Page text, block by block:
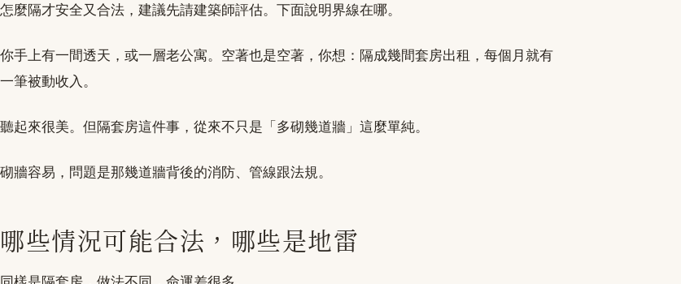
怎麼隔才安全又合法，建議先請建築師評估。下面說明界線在哪。
你手上有一間透天，或一層老公寓。空著也是空著，你想：隔成幾間套房出租，每個月就有
一筆被動收入。
聽起來很美。但隔套房這件事，從來不只是「多砌幾道牆」這麼單純。
砌牆容易，問題是那幾道牆背後的消防、管線跟法規。
哪些情況可能合法，哪些是地雷